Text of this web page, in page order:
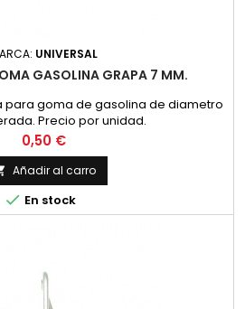
UNIVERSAL
GASOLINA GRAPA 7 MM.
goma de gasolina de diametro
Precio por unidad.
Precio
0,50 €
Añadir al carro
 En stock